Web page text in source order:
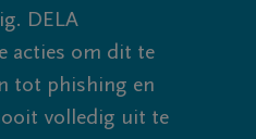
DELA
acties om dit te
tot phishing en
volledig uit te